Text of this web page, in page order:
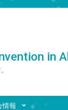
in
情報